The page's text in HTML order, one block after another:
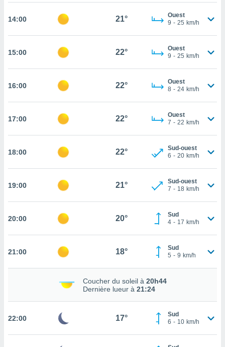
le
ainsi
la
en
de
votre
le
des
au
14:00 21°
Ouest
9 - 25 km/h
15:00 22°
Ouest
9 - 25 km/h
16:00 22°
Ouest
8 - 24 km/h
17:00 22°
Ouest
7 - 22 km/h
18:00 22°
Sud-ouest
6 - 20 km/h
19:00 21°
Sud-ouest
7 - 18 km/h
20:00 20°
Sud
4 - 17 km/h
21:00 18°
Sud
5 - 9 km/h
Coucher du soleil à 20h44
Dernière lueur à 21:24
22:00 17°
Sud
6 - 10 km/h